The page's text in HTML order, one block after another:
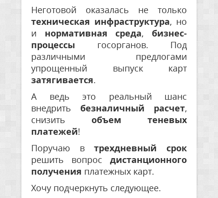
Неготовой оказалась не только
техническая инфраструктура, но
и нормативная среда,бизнес-
процессы госорганов. Под
различными предлогами
упрощенный выпуск карт
затягивается.
А ведь это реальный шанс
внедрить безналичный расчет,
снизить объем теневых
платежей!
Поручаю втрехдневный срок
решить вопрос дистанционного
получения платежных карт.
Хочу подчеркнуть следующее.